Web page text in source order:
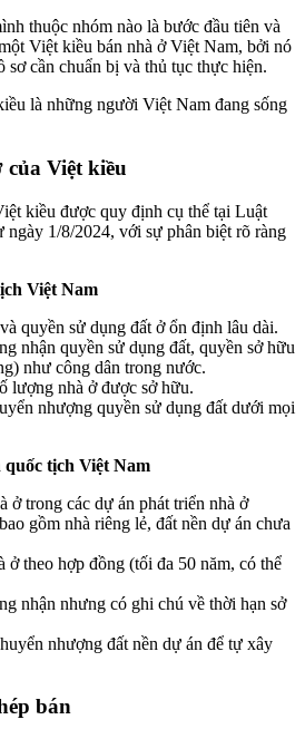
thuộc nhóm nào là bước đầu tiên và
Việt kiều bán nhà ở Việt Nam, bởi nó
sơ cần chuẩn bị và thủ tục thực hiện.
là những người Việt Nam đang sống
của Việt kiều
kiều được quy định cụ thể tại Luật
1/8/2024, với sự phân biệt rõ ràng
Việt Nam
quyền sử dụng đất ở ổn định lâu dài.
nhận quyền sử dụng đất, quyền sở hữu
như công dân trong nước.
lượng nhà ở được sở hữu.
nhượng quyền sử dụng đất dưới mọi
tịch Việt Nam
ở trong các dự án phát triển nhà ở
gồm nhà riêng lẻ, đất nền dự án chưa
ở theo hợp đồng (tối đa 50 năm, có thể
nhận nhưng có ghi chú về thời hạn sở
nhượng đất nền dự án để tự xây
bán